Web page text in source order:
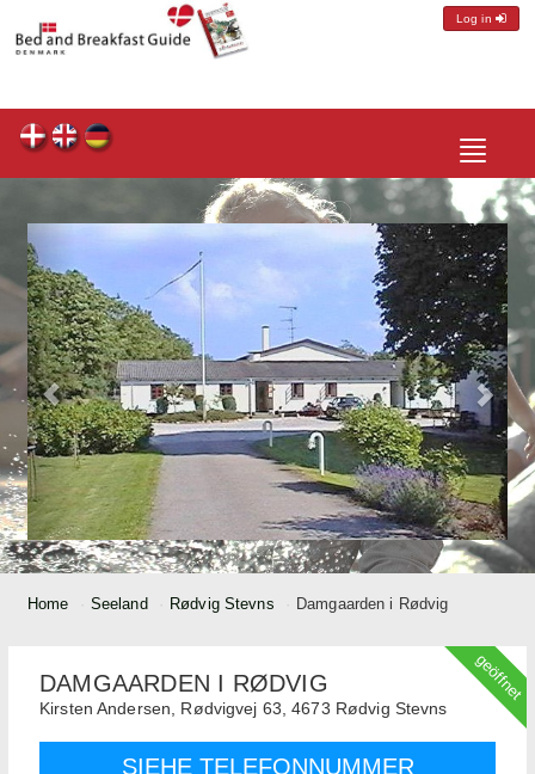
Log in
Toggle
Home Seeland Rødvig Stevns Damgaarden i Rødvig
geöffnet
DAMGAARDEN I RØDVIG
Kirsten Andersen, Rødvigvej 63, 4673 Rødvig Stevns
SIEHE TELEFONNUMMER